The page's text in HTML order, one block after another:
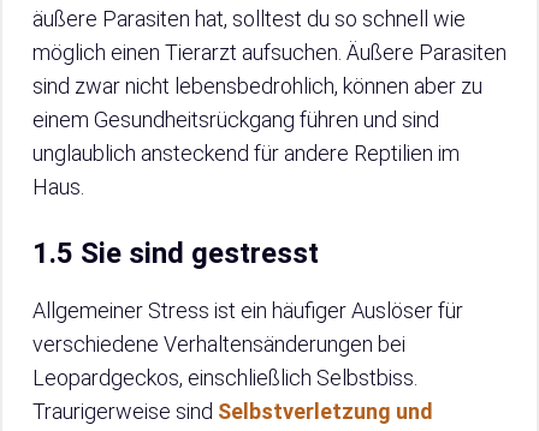
äußere Parasiten hat, solltest du so schnell wie
möglich einen Tierarzt aufsuchen. Äußere Parasiten
sind zwar nicht lebensbedrohlich, können aber zu
einem Gesundheitsrückgang führen und sind
unglaublich ansteckend für andere Reptilien im
Haus.
1.5 Sie sind gestresst
Allgemeiner Stress ist ein häufiger Auslöser für
verschiedene Verhaltensänderungen bei
Leopardgeckos, einschließlich Selbstbiss.
Traurigerweise sind Selbstverletzung und